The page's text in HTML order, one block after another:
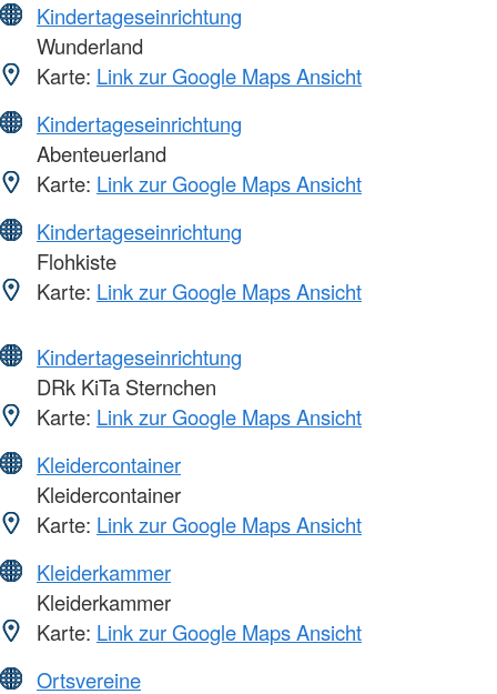
Kindertageseinrichtung
Wunderland
Karte: Link zur Google Maps Ansicht
Kindertageseinrichtung
Abenteuerland
Karte: Link zur Google Maps Ansicht
Kindertageseinrichtung
Flohkiste
Karte: Link zur Google Maps Ansicht
Kindertageseinrichtung
DRk KiTa Sternchen
Karte: Link zur Google Maps Ansicht
Kleidercontainer
Kleidercontainer
Karte: Link zur Google Maps Ansicht
Kleiderkammer
Kleiderkammer
Karte: Link zur Google Maps Ansicht
Ortsvereine